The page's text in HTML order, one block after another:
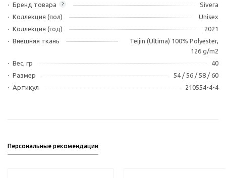
?
Бренд товара
Sivera
Коллекция (пол)
Unisex
Коллекция (год)
2021
Внешняя ткань
Teijin (Ultima) 100% Polyester,
126 g/m2
Вес, гр
40
Размер
54 / 56 / 58 / 60
Артикул
210554-4-4
Персональные рекомендации